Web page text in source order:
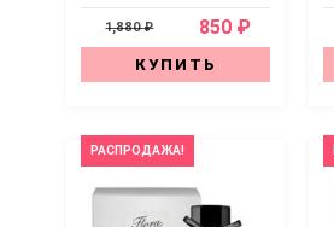
1,880 ₽ 850 ₽
КУПИТЬ
РАСПРОДАЖА!